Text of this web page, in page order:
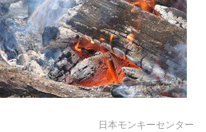
日本モンキーセンター